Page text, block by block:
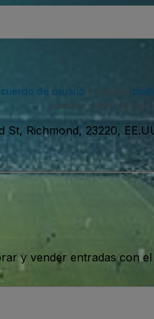
de usuario
puedes darte de baja
St, Richmond, 23220,
y vender entradas con